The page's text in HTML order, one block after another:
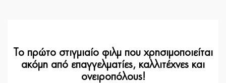
Το πρώτο στιγμιαίο φιλμ που χρησιμοποιείται
ακόμη από επαγγελματίες, καλλιτέχνες και
ονειροπόλους!